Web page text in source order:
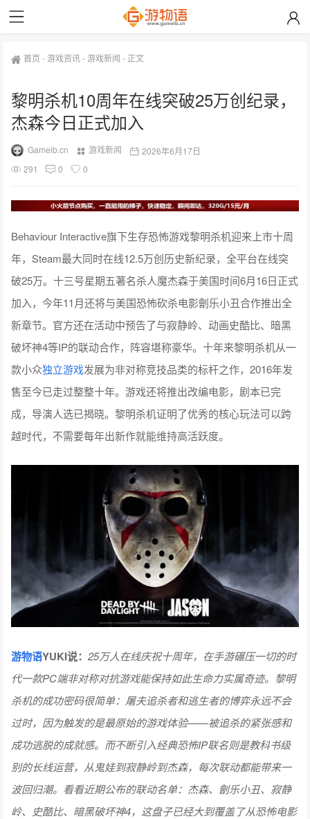
首页 -游戏资讯-游戏新闻 - 正文
黎明杀机10周年在线突破25万创纪录，
杰森今日正式加入
Gameib.cn 游戏新闻
2026年6月17日
291
0 0
Behaviour Interactive旗下生存恐怖游戏黎明杀机迎来上市十周
年，Steam最大同时在线12.5万创历史新纪录，全平台在线突
破25万。十三号星期五著名杀人魔杰森于美国时间6月16日正式
加入，今年11月还将与美国恐怖砍杀电影劊乐小丑合作推出全
新章节。官方还在活动中预告了与寂静岭、动画史酷比、暗黑
破坏神4等IP的联动合作，阵容堪称豪华。十年来黎明杀机从一
款小众独立游戏发展为非对称竞技品类的标杆之作，2016年发
售至今已走过整整十年。游戏还将推出改编电影，剧本已完
成，导演人选已揭晓。黎明杀机证明了优秀的核心玩法可以跨
越时代，不需要每年出新作就能维持高活跃度。
游物语YUKI说：25万人在线庆祝十周年，在手游碾压一切的时
代一款PC端非对称对抗游戏能保持如此生命力实属奇迹。黎明
杀机的成功密码很简单：屠夫追杀者和逃生者的博弈永远不会
过时，因为触发的是最原始的游戏体验——被追杀的紧张感和
成功逃脱的成就感。而不断引入经典恐怖IP联名则是教科书级
别的长线运营，从鬼娃到寂静岭到杰森，每次联动都能带来一
波回归潮。看看近期公布的联动名单：杰森、劊乐小丑、寂静
岭、史酷比、暗黑破坏神4，这盘子已经大到覆盖了从恐怖电影